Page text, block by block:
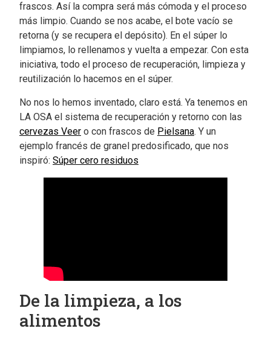
frascos. Así la compra será más cómoda y el proceso
más limpio. Cuando se nos acabe, el bote vacío se
retorna (y se recupera el depósito). En el súper lo
limpiamos, lo rellenamos y vuelta a empezar. Con esta
iniciativa, todo el proceso de recuperación, limpieza y
reutilización lo hacemos en el súper.
No nos lo hemos inventado, claro está. Ya tenemos en
LA OSA el sistema de recuperación y retorno con las
cervezas Veer o con frascos de Pielsana. Y un
ejemplo francés de granel predosificado, que nos
inspiró: Súper cero residuos
De la limpieza, a los
alimentos